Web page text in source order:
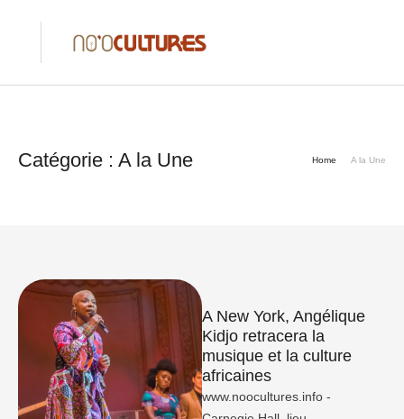
Catégorie : A la Une Home A la Une
A New York, Angélique
Kidjo retracera la
musique et la culture
africaines
www.noocultures.info -